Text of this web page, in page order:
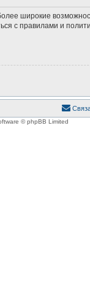
широкие
с правилами и
© phpBB Limited